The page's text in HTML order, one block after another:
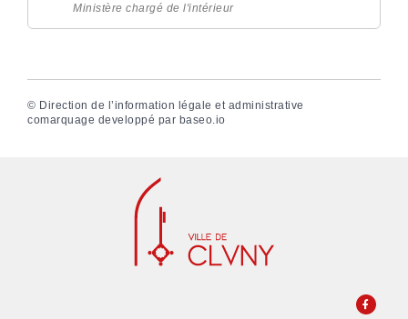
Ministère chargé de l'intérieur
© Direction de l’information légale et administrative
comarquage developpé par baseo.io